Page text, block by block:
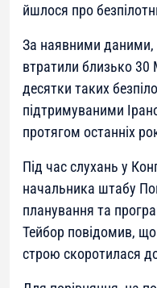
йшлося про
За наявними
втратили близько 30
десятки таких
підтримуваними
протягом останніх
Під час слухань у
начальника штабу
планування та
Тейбор повідомив, що
строю скоротилася